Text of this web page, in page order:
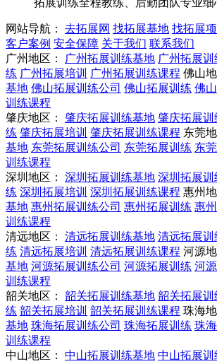
拓展训练全程教练、后勤团队专业
网站导航： 去拓展网 找拓展基地 找拓展项
客户案例 安全保障 关于我们 联系我们
广州地区：
广州拓展训练基地 广州拓展训
练 广州拓展培训 广州拓展训练课程 佛山地
基地 佛山拓展训练公司 佛山拓展训练 佛
训练课程
肇庆地区：
肇庆拓展训练基地 肇庆拓展训
练 肇庆拓展培训 肇庆拓展训练课程 东莞地
基地 东莞拓展训练公司 东莞拓展训练 东
训练课程
深圳地区：
深圳拓展训练基地 深圳拓展训
练 深圳拓展培训 深圳拓展训练课程 惠州地
基地 惠州拓展训练公司 惠州拓展训练 惠
训练课程
清远地区：
清远拓展训练基地 清远拓展训
练 清远拓展培训 清远拓展训练课程 河源地
基地 河源拓展训练公司 河源拓展训练 河
训练课程
韶关地区：
韶关拓展训练基地 韶关拓展训
练 韶关拓展培训 韶关拓展训练课程 珠海地
基地 珠海拓展训练公司 珠海拓展训练 珠
训练课程
中山地区：
中山拓展训练基地 中山拓展训